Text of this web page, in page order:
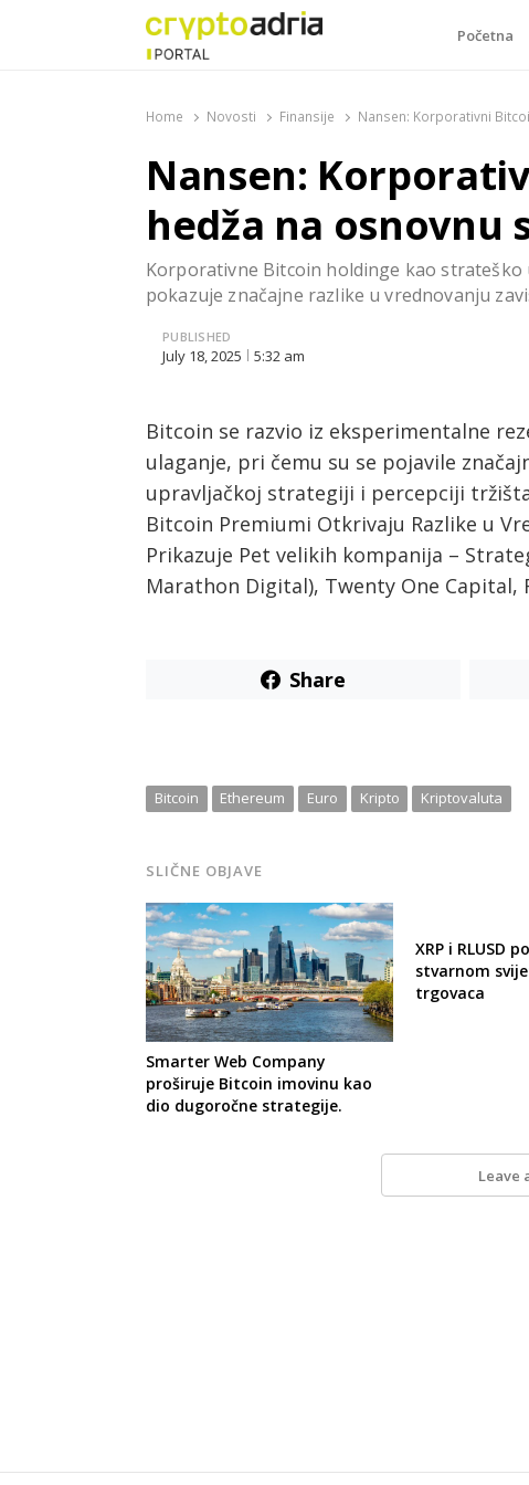
Početna
Home Novosti Finansije Nansen: Korporativni
Nansen:
hedža na osnovnu
Korporativne Bitcoin holdinge kao strateško
pokazuje značajne razlike u vrednovanju
PUBLISHED
July 18, 2025 5:32 am
Bitcoin se razvio iz eksperimentalne
ulaganje, pri čemu su se pojavile
upravljačkoj strategiji i percepciji
Bitcoin Premiumi Otkrivaju Razlike u
Prikazuje Pet velikih kompanija –
Marathon Digital), Twenty One
Share
Bitcoin Ethereum Euro Kripto Kriptovaluta
SLIČNE OBJAVE
Smarter Web Company
proširuje Bitcoin imovinu kao
dio dugoročne strategije.
XRP i RLUSD
stvarnom
trgovaca
Leave